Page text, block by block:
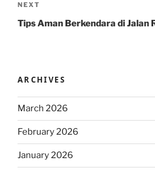
Next
Post
NEXT
Tips Aman Berkendara di Jalan
ARCHIVES
March 2026
February 2026
January 2026